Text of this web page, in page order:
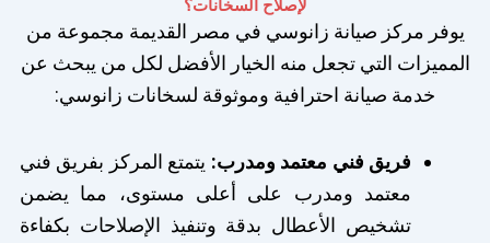
لإصلاح السخانات؟
يوفر مركز صيانة زانوسي في مصر القديمة مجموعة من
المميزات التي تجعل منه الخيار الأفضل لكل من يبحث عن
خدمة صيانة احترافية وموثوقة لسخانات زانوسي:
فريق فني معتمد ومدرب: يتمتع المركز بفريق فني
معتمد ومدرب على أعلى مستوى، مما يضمن
تشخيص الأعطال بدقة وتنفيذ الإصلاحات بكفاءة